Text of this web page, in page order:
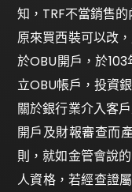
知，TRF不當銷售
原來買西裝可以改
於OBU開戶，於
立OBU帳戶，投資
關於銀行業介入客
開戶及財報審查而
則，就如金管會說
人資格，若經查證